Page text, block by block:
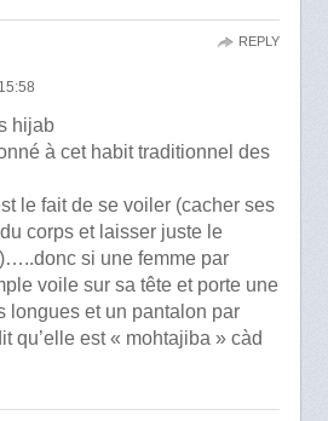
hijab
à cet habit traditionnel des
le fait de se voiler (cacher ses
corps et laisser juste le
si une femme par
voile sur sa tête et porte une
longues et un pantalon par
qu’elle est « mohtajiba » càd
REPLY